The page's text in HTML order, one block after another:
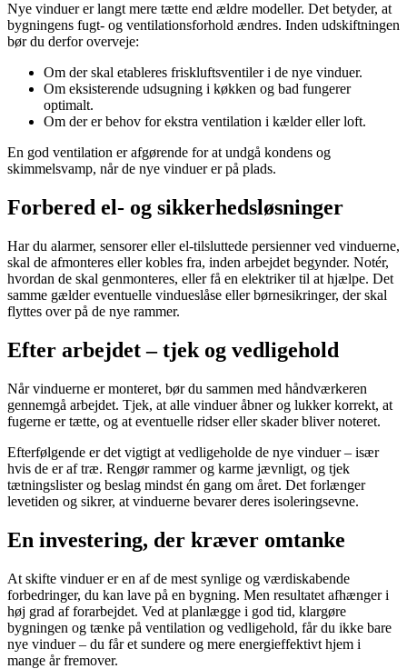
Nye vinduer er langt mere tætte end ældre modeller. Det betyder, at
bygningens fugt- og ventilationsforhold ændres. Inden udskiftningen
bør du derfor overveje:
Om der skal etableres friskluftsventiler i de nye vinduer.
Om eksisterende udsugning i køkken og bad fungerer
optimalt.
Om der er behov for ekstra ventilation i kælder eller loft.
En god ventilation er afgørende for at undgå kondens og
skimmelsvamp, når de nye vinduer er på plads.
Forbered el- og sikkerhedsløsninger
Har du alarmer, sensorer eller el-tilsluttede persienner ved vinduerne,
skal de afmonteres eller kobles fra, inden arbejdet begynder. Notér,
hvordan de skal genmonteres, eller få en elektriker til at hjælpe. Det
samme gælder eventuelle vindueslåse eller børnesikringer, der skal
flyttes over på de nye rammer.
Efter arbejdet – tjek og vedligehold
Når vinduerne er monteret, bør du sammen med håndværkeren
gennemgå arbejdet. Tjek, at alle vinduer åbner og lukker korrekt, at
fugerne er tætte, og at eventuelle ridser eller skader bliver noteret.
Efterfølgende er det vigtigt at vedligeholde de nye vinduer – især
hvis de er af træ. Rengør rammer og karme jævnligt, og tjek
tætningslister og beslag mindst én gang om året. Det forlænger
levetiden og sikrer, at vinduerne bevarer deres isoleringsevne.
En investering, der kræver omtanke
At skifte vinduer er en af de mest synlige og værdiskabende
forbedringer, du kan lave på en bygning. Men resultatet afhænger i
høj grad af forarbejdet. Ved at planlægge i god tid, klargøre
bygningen og tænke på ventilation og vedligehold, får du ikke bare
nye vinduer – du får et sundere og mere energieffektivt hjem i
mange år fremover.